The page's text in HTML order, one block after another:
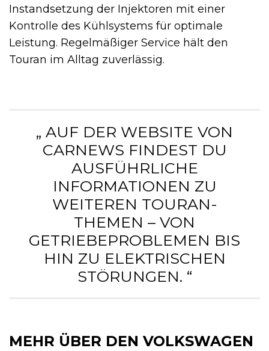
Instandsetzung der Injektoren mit einer
Kontrolle des Kühlsystems für optimale
Leistung. Regelmäßiger Service hält den
Touran im Alltag zuverlässig.
„ AUF DER WEBSITE VON
CARNEWS FINDEST DU
AUSFÜHRLICHE
INFORMATIONEN ZU
WEITEREN TOURAN-
THEMEN – VON
GETRIEBEPROBLEMEN BIS
HIN ZU ELEKTRISCHEN
STÖRUNGEN. “
MEHR ÜBER DEN VOLKSWAGEN